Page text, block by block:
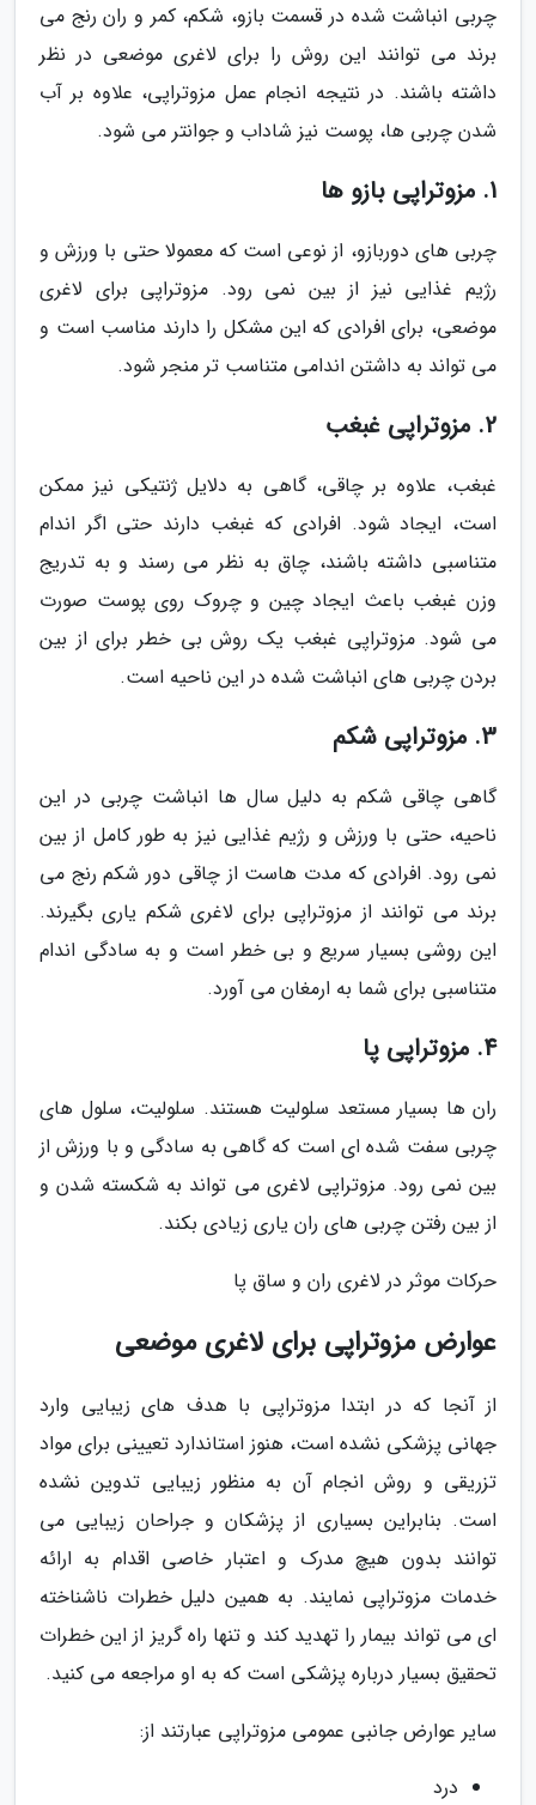
چربی انباشت شده در قسمت بازو، شکم، کمر و ران رنج می
برند می توانند این روش را برای لاغری موضعی در نظر
داشته باشند. در نتیجه انجام عمل مزوتراپی، علاوه بر آب
شدن چربی ها، پوست نیز شاداب و جوانتر می شود.
1. مزوتراپی بازو ها
چربی های دوربازو، از نوعی است که معمولا حتی با ورزش و
رژیم غذایی نیز از بین نمی رود. مزوتراپی برای لاغری
موضعی، برای افرادی که این مشکل را دارند مناسب است و
می تواند به داشتن اندامی متناسب تر منجر شود.
2. مزوتراپی غبغب
غبغب، علاوه بر چاقی، گاهی به دلایل ژنتیکی نیز ممکن
است، ایجاد شود. افرادی که غبغب دارند حتی اگر اندام
متناسبی داشته باشند، چاق به نظر می رسند و به تدریج
وزن غبغب باعث ایجاد چین و چروک روی پوست صورت
می شود. مزوتراپی غبغب یک روش بی خطر برای از بین
بردن چربی های انباشت شده در این ناحیه است.
3. مزوتراپی شکم
گاهی چاقی شکم به دلیل سال ها انباشت چربی در این
ناحیه، حتی با ورزش و رژیم غذایی نیز به طور کامل از بین
نمی رود. افرادی که مدت هاست از چاقی دور شکم رنج می
برند می توانند از مزوتراپی برای لاغری شکم یاری بگیرند.
این روشی بسیار سریع و بی خطر است و به سادگی اندام
متناسبی برای شما به ارمغان می آورد.
4. مزوتراپی پا
ران ها بسیار مستعد سلولیت هستند. سلولیت، سلول های
چربی سفت شده ای است که گاهی به سادگی و با ورزش از
بین نمی رود. مزوتراپی لاغری می تواند به شکسته شدن و
از بین رفتن چربی های ران یاری زیادی بکند.
حرکات موثر در لاغری ران و ساق پا
عوارض مزوتراپی برای لاغری موضعی
از آنجا که در ابتدا مزوتراپی با هدف های زیبایی وارد
جهانی پزشکی نشده است، هنوز استاندارد تعیینی برای مواد
تزریقی و روش انجام آن به منظور زیبایی تدوین نشده
است. بنابراین بسیاری از پزشکان و جراحان زیبایی می
توانند بدون هیچ مدرک و اعتبار خاصی اقدام به ارائه
خدمات مزوتراپی نمایند. به همین دلیل خطرات ناشناخته
ای می تواند بیمار را تهدید کند و تنها راه گریز از این خطرات
تحقیق بسیار درباره پزشکی است که به او مراجعه می کنید.
سایر عوارض جانبی عمومی مزوتراپی عبارتند از:
درد